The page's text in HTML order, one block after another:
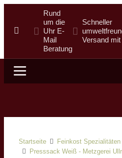
Rund
um die
Uhr E-
Mail
Beratung
Schneller
Versand
Startseite
Feinkost Spezialitäten
Presssack Weiß - Metzgerei